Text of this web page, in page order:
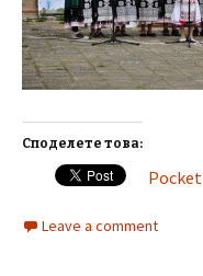
Споделете това:
Pocket
Leave a comment